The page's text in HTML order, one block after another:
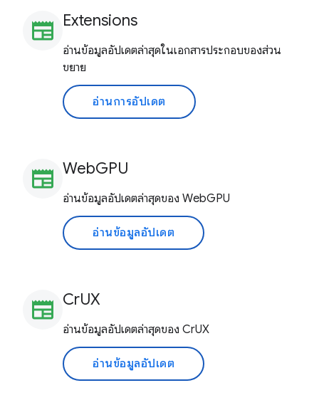
newspaper Extensions
อ่านข้อมูลอัปเดตล่าสุดในเอกสารประกอบของส่วน
ขยาย
อ่านการอัปเดต
newspaper WebGPU
อ่านข้อมูลอัปเดตล่าสุดของ WebGPU
อ่านข้อมูลอัปเดต
newspaper CrUX
อ่านข้อมูลอัปเดตล่าสุดของ CrUX
อ่านข้อมูลอัปเดต